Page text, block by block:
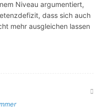
Niveau argumentiert,
dass sich auch
mehr ausgleichen lassen